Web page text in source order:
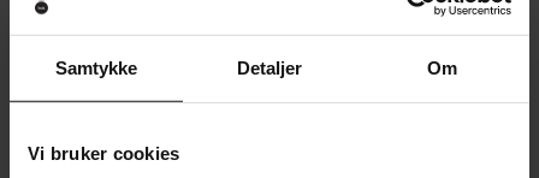
Samtykke Detaljer Om
Vi bruker cookies